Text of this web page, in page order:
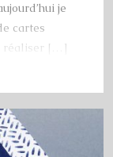
je
cartes
réaliser […]